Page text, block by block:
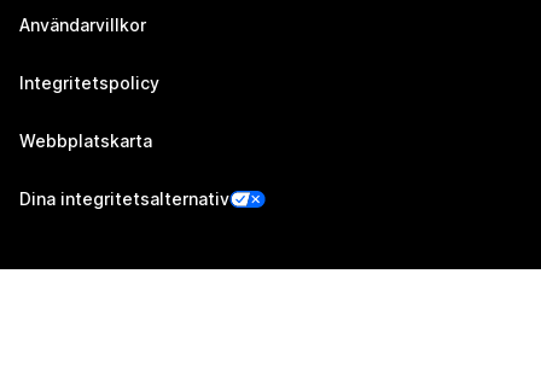
Användarvillkor
Integritetspolicy
Webbplatskarta
Dina integritetsalternativ